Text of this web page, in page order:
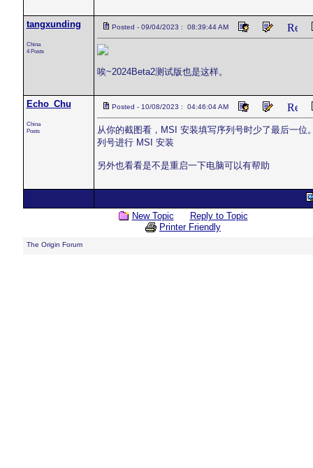
tangxunding
China
4 Posts
Posted - 09/04/2023 : 08:39:44 AM
唉~2024Beta2测试版也是这样。
Echo_Chu
China
Posts
Posted - 10/08/2023 : 04:46:04 AM
从你的截图看，MSI 安装填写序列号时少了最后一
列号进行 MSI 安装
另外也看看是不是重启一下电脑可以有帮助
New Topic
Reply to Topic
Printer Friendly
The Origin Forum